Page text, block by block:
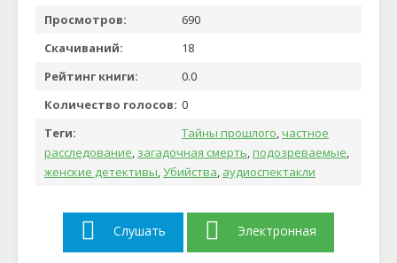
Просмотров:
690
Скачиваний:
18
Рейтинг книги:
0.0
Количество голосов: 0
Теги:
Тайны прошлого,частное
расследование, загадочная смерть,подозреваемые,
женские детективы,Убийства, аудиоспектакли
Слушать Электронная